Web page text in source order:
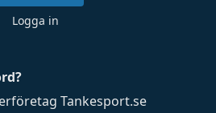
Tankesport.se
Logga in